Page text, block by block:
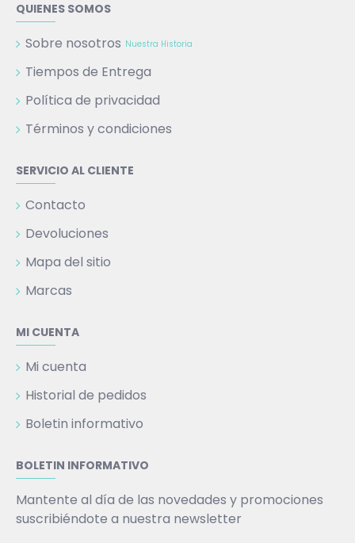
QUIENES SOMOS
Sobre nosotros Nuestra Historia
Tiempos de Entrega
Política de privacidad
Términos y condiciones
SERVICIO AL CLIENTE
Contacto
Devoluciones
Mapa del sitio
Marcas
MI CUENTA
Mi cuenta
Historial de pedidos
Boletin informativo
BOLETIN INFORMATIVO
Mantente al día de las novedades y promociones
suscribiéndote a nuestra newsletter